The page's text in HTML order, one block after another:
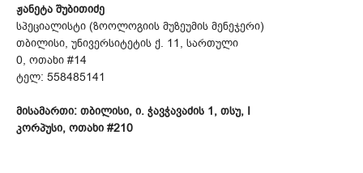
ჟანეტა შუბითიძე
სპეციალისტი (ზოოლოგიის მუზეუმის მენეჯერი)
თბილისი, უნივერსიტეტის ქ. 11, სართული
0, ოთახი #14
ტელ: 558485141
მისამართი: თბილისი, ი. ჭავჭავაძის 1, თსუ, I
კორპუსი, ოთახი #210